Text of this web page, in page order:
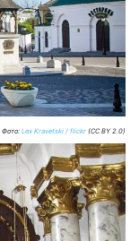
Фото: Lex Kravetski / flickr (CC BY 2.0)